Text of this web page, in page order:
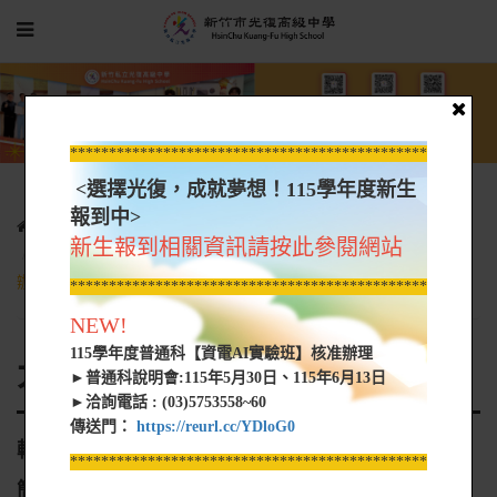
光復新聞
大學營隊資訊
轉知 國立臺灣海洋大學海洋法律與政策學院(以下簡稱本學院)舉
辦「2024第四屆海洋法政學習體驗心得競賽」簡章、海報及報名表
大學營隊資訊
轉知 國立臺灣海洋大學海洋法律與政策學院(以下
簡稱本學院)舉辦「2024第四屆海洋法政學習體驗
*****************************************************
<選擇光復，成就夢想！115學年度新生
報到中>
新生報到相關資訊請按此參閱網站
*****************************************************
NEW!
115學年度普通科【資電AI實驗班】核准辦理
►普通科說明會:115年5月30日、115年6月13日
►洽詢電話 : (03)5753558~60
傳送門： https://reurl.cc/YDloG0
*****************************************************